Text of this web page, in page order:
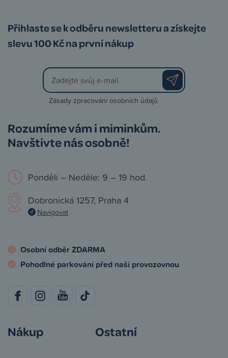
Přihlaste se k odběru newsletteru a získejte
slevu 100 Kč na první nákup
Zásady zpracování osobních údajů
Rozumíme vám i miminkům.
Navštivte nás osobně!
Pondělí – Neděle: 9 – 19 hod.
Dobronická 1257, Praha 4
Navigovat
Osobní odběr ZDARMA
Pohodlné parkování před naší provozovnou
Nákup Ostatní